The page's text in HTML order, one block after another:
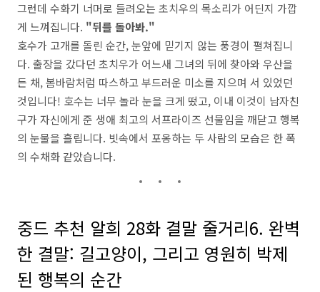
그런데 수화기 너머로 들려오는 초치우의 목소리가 어딘지 가깝
게 느껴집니다. "뒤를 돌아봐."
호수가 고개를 돌린 순간, 눈앞에 믿기지 않는 풍경이 펼쳐집니
다. 출장을 갔다던 초치우가 어느새 그녀의 뒤에 찾아와 우산을
든 채, 봄바람처럼 따스하고 부드러운 미소를 지으며 서 있었던
것입니다! 호수는 너무 놀라 눈을 크게 떴고, 이내 이것이 남자친
구가 자신에게 준 생애 최고의 서프라이즈 선물임을 깨닫고 행복
의 눈물을 흘립니다. 빗속에서 포옹하는 두 사람의 모습은 한 폭
의 수채화 같았습니다.
중드 추천 알희 28화 결말 줄거리6. 완벽
한 결말: 길고양이, 그리고 영원히 박제
된 행복의 순간